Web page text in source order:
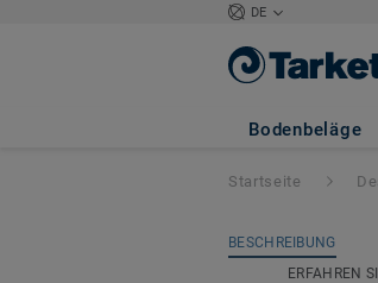
DE
Bodenbeläge
iD
Startseite
BESCHREIBUNG
ERFAHREN